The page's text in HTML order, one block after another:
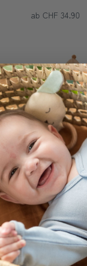
ab CHF 34.90
Nobodinoz
ab CHF 29.90